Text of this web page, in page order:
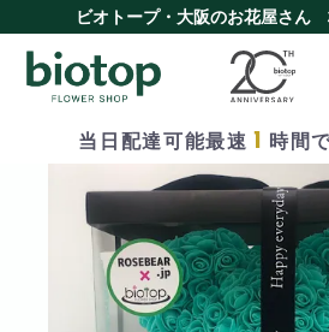
ビオトープ・大阪のお花屋さん
当日配達可能最速 1 時間